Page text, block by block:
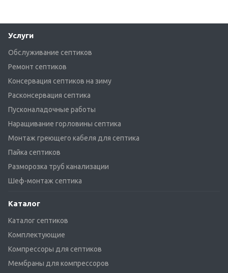
Услуги
Обслуживание септиков
Ремонт септиков
Консервация септиков на зиму
Расконсервация септика
Пусконаладочные работы
Наращивание горловины септика
Монтаж греющего кабеля для септика
Пайка септиков
Разморозка труб канализации
Шеф-монтаж септика
Каталог
Каталог септиков
Комплектующие
Компрессоры для септиков
Мембраны для компрессоров